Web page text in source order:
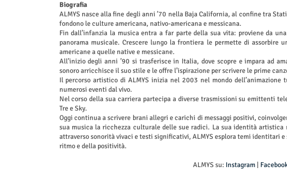
Biografia
ALMYS nasce alla fine degli anni ’70 nella Baja California, al confine tra
fondono le culture americana, nativo-americana e messicana.
Fin dall’infanzia la musica entra a far parte della sua vita: proviene da
panorama musicale. Crescere lungo la frontiera le permette di assorbire
americane a quelle native e messicane.
All’inizio degli anni ’90 si trasferisce in Italia, dove scopre e impara ad
sonoro arricchisce il suo stile e le offre l’ispirazione per scrivere le prime
Il percorso artistico di ALMYS inizia nel 2003 nel mondo dell’animazione
numerosi eventi dal vivo.
Nel corso della sua carriera partecipa a diverse trasmissioni su emittenti
Tre e Sky.
Oggi continua a scrivere brani allegri e carichi di messaggi positivi,
sua musica la ricchezza culturale delle sue radici. La sua identità
attraverso sonorità vivaci e testi significativi, ALMYS esplora temi identitari
ritmo e della positività.
ALMYS su: Instagram|